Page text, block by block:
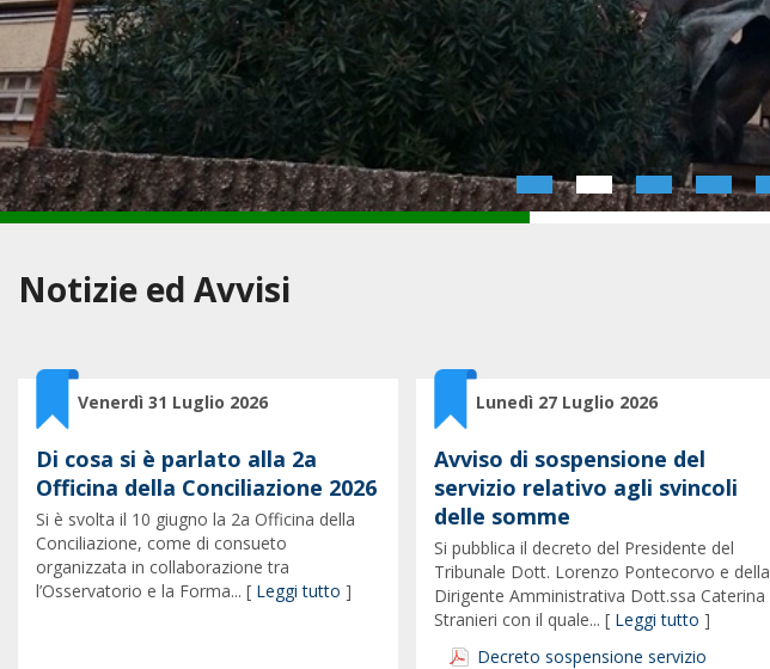
Notizie ed Avvisi
Venerdì 31 Luglio 2026
Di cosa si è parlato alla 2a
Officina della Conciliazione 2026
Si è svolta il 10 giugno la 2a Officina della
Conciliazione, come di consueto
organizzata in collaborazione tra
l’Osservatorio e la Forma... [ Leggi tutto ]
Lunedì 27 Luglio 2026
Avviso di sospensione del
servizio relativo agli svincoli
delle somme
Si pubblica il decreto del Presidente del
Tribunale Dott. Lorenzo Pontecorvo e della
Dirigente Amministrativa Dott.ssa Caterina
Stranieri con il quale... [ Leggi tutto ]
Decreto sospensione servizio